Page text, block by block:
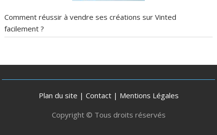
Comment réussir à vendre ses créations sur Vinted
facilement ?
Plan du site | Contact| Mentions Légales
Copyright © Tous droits réservés